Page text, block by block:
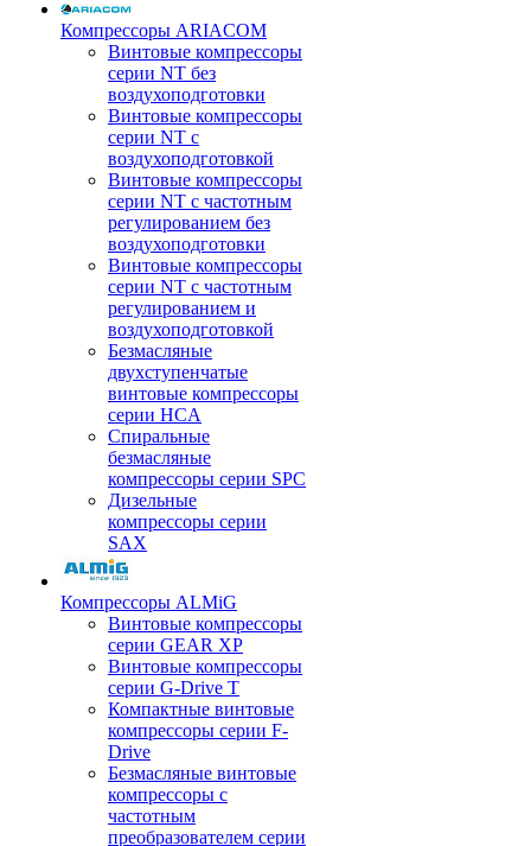
Компрессоры ARIACOM
Винтовые компрессоры
серии NT без
воздухоподготовки
Винтовые компрессоры
серии NT c
воздухоподготовкой
Винтовые компрессоры
серии NT с частотным
регулированием без
воздухоподготовки
Винтовые компрессоры
серии NT с частотным
регулированием и
воздухоподготовкой
Безмасляные
двухступенчатые
винтовые компрессоры
серии HCA
Спиральные
безмасляные
компрессоры серии SPC
Дизельные
компрессоры серии
SAX
Компрессоры ALMiG
Винтовые компрессоры
серии GEAR XP
Винтовые компрессоры
серии G-Drive T
Компактные винтовые
компрессоры серии F-
Drive
Безмасляные винтовые
компрессоры с
частотным
преобразователем серии